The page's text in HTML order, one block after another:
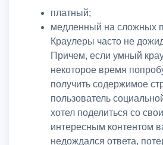
платный;
медленный на сложных
Краулеры часто не
Причем, если умный
некоторое время
получить содержимое
пользователь
хотел поделиться со
интересным контентом
недождался ответа,